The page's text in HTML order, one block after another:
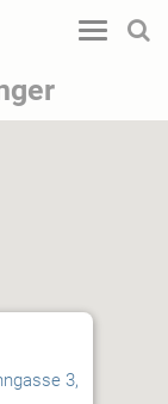
Toggle
3,